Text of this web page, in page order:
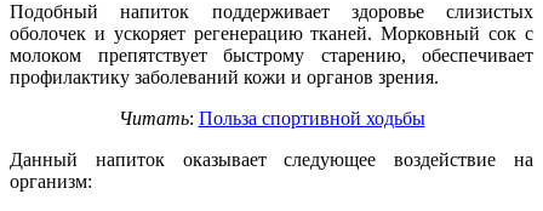
Подобный напиток поддерживает здоровье слизистых
оболочек и ускоряет регенерацию тканей. Морковный сок с
молоком препятствует быстрому старению, обеспечивает
профилактику заболеваний кожи и органов зрения.
Читать: Польза спортивной ходьбы
Данный напиток оказывает следующее воздействие на
организм: